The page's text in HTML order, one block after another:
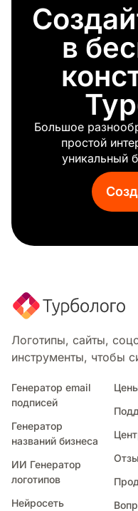
Диджитал
Приложение для
Вентиляция
Инновации
Матрица
Чат-бот
Техника
Биткойн
Бета
Аккумулятор
Искуственный
Антенна
3d печать
Цифровой маркетинг
Электроника
Микросхема
в
Большое
простой
уникальный
Логотипы, сайты,
инструменты, чтобы
Генератор email
подписей
Генератор
названий бизнеса
ИИ Генератор
логотипов
Нейросеть